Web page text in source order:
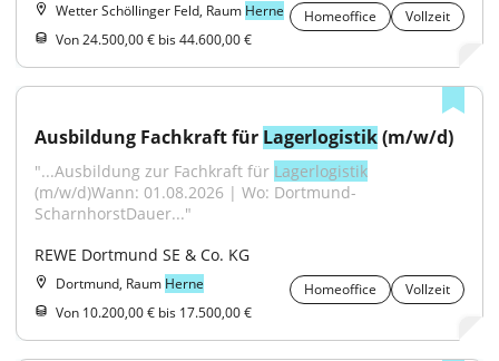
Wetter Schöllinger Feld, Raum Herne Homeoffice
Vollzeit
Von 24.500,00 € bis 44.600,00 €
Ausbildung Fachkraft für Lagerlogistik (m/w/d)
"...Ausbildung zur Fachkraft für Lagerlogistik
(m/w/d)Wann: 01.08.2026 | Wo: Dortmund-
ScharnhorstDauer..."
REWE Dortmund SE & Co. KG
Dortmund, Raum Herne Homeoffice
Vollzeit
Von 10.200,00 € bis 17.500,00 €